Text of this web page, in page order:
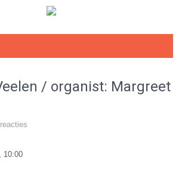
/ organist: Margreet
10:00